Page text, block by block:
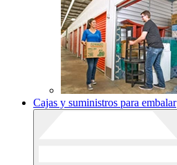
Cajas y suministros para embalar